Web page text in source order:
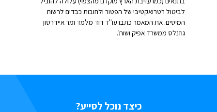
לביטול רטרואקטיבי של הפטור ולחובות כבדים לרשות
המיסים. את המאמר כתבו עו"ד דוד מלמד ומר איידרסון
גוזנלס ממשרד אפיק ושות'.
כיצד נוכל לסייע?